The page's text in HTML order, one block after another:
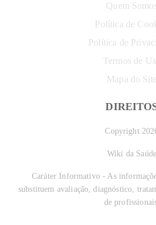
Quem
Política de
Política de
Termos de
Mapa do Site
Copyright
Wiki da Saúde
Caráter Informativo - As
substituem avaliação, diagnóstico,
de